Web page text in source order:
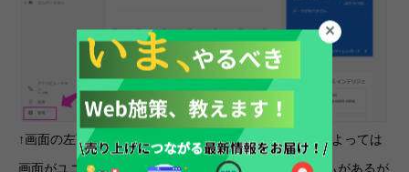
↑画面の左下にある「管理（ギアアイコン）」。場合によっては
画面がユニバーサルアナリティクスになっていることもがあるが